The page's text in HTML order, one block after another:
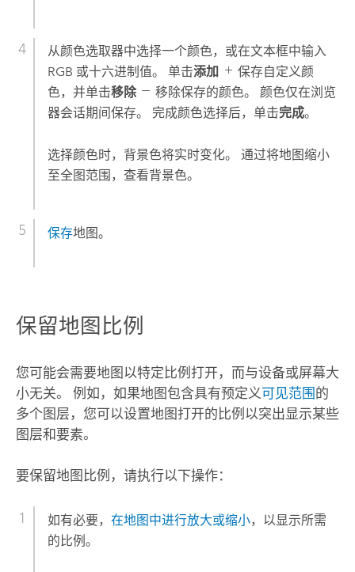
从颜色选取器中选择一个颜色，或在文本框中输入
RGB 或十六进制值。 单击添加
保存自定义颜
色，并单击移除
移除保存的颜色。 颜色仅在浏览
器会话期间保存。 完成颜色选择后，单击完成。
选择颜色时，背景色将实时变化。 通过将地图缩小
至全图范围，查看背景色。
保存地图。
保留地图比例
您可能会需要地图以特定比例打开，而与设备或屏幕大
小无关。 例如，如果地图包含具有预定义可见范围的
多个图层，您可以设置地图打开的比例以突出显示某些
图层和要素。
要保留地图比例，请执行以下操作：
如有必要， 在地图中进行放大或缩小，以显示所需
的比例。